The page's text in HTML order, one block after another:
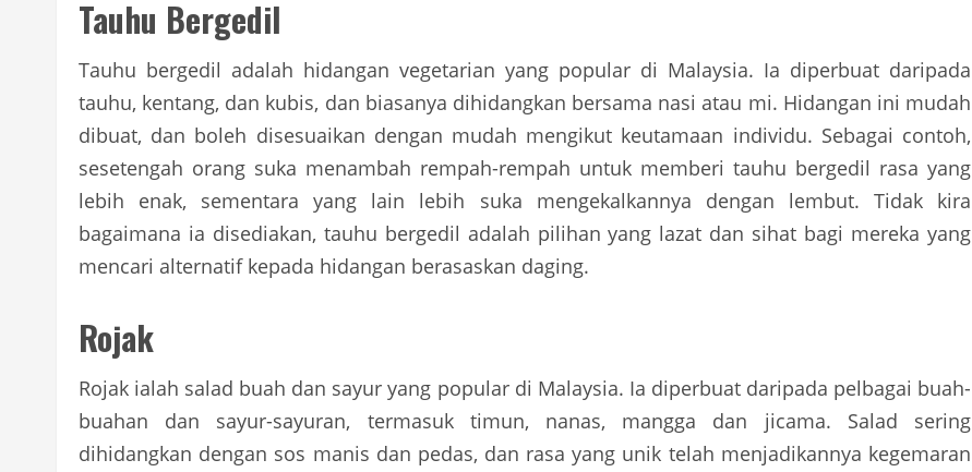
Tauhu Bergedil
Tauhu bergedil adalah hidangan vegetarian yang popular di Malaysia. Ia diperbuat daripada
tauhu, kentang, dan kubis, dan biasanya dihidangkan bersama nasi atau mi. Hidangan ini mudah
dibuat, dan boleh disesuaikan dengan mudah mengikut keutamaan individu. Sebagai contoh,
sesetengah orang suka menambah rempah-rempah untuk memberi tauhu bergedil rasa yang
lebih enak, sementara yang lain lebih suka mengekalkannya dengan lembut. Tidak kira
bagaimana ia disediakan, tauhu bergedil adalah pilihan yang lazat dan sihat bagi mereka yang
mencari alternatif kepada hidangan berasaskan daging.
Rojak
Rojak ialah salad buah dan sayur yang popular di Malaysia. Ia diperbuat daripada pelbagai buah-
buahan dan sayur-sayuran, termasuk timun, nanas, mangga dan jicama. Salad sering
dihidangkan dengan sos manis dan pedas, dan rasa yang unik telah menjadikannya kegemaran